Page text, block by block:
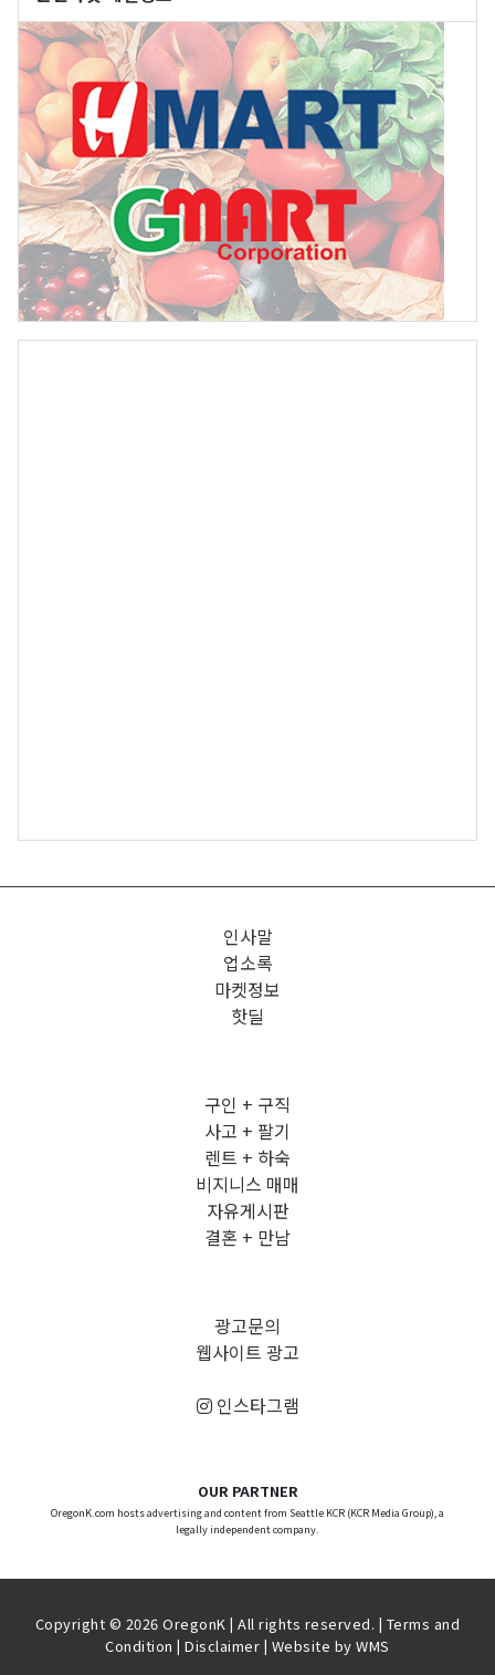
인사말
업소록
마켓정보
핫딜
구인 + 구직
사고 + 팔기
렌트 + 하숙
비지니스 매매
자유게시판
결혼 + 만남
광고문의
웹사이트 광고
인스타그램
OUR PARTNER
OregonK.com hosts advertising and content from Seattle KCR (KCR Media Group), a
legally independent company.
Copyright © 2026 OregonK | All rights reserved. | Terms and
Condition |Disclaimer | Website byWMS